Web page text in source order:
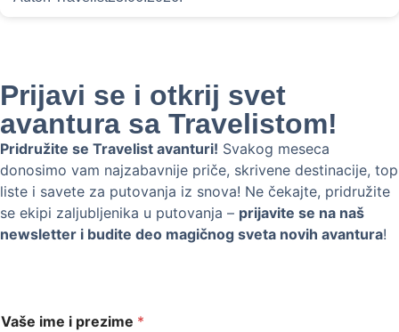
Prijavi se i otkrij svet
avantura sa Travelistom!
Pridružite se Travelist avanturi! Svakog meseca
donosimo vam najzabavnije priče, skrivene destinacije, top
liste i savete za putovanja iz snova! Ne čekajte, pridružite
se ekipi zaljubljenika u putovanja – prijavite se na naš
newsletter i budite deo magičnog sveta novih avantura!
Vaše ime i prezime *